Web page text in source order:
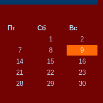
Пт Сб
Вс
1
2
7 8
9
14 15
16
21 22
23
28 29
30